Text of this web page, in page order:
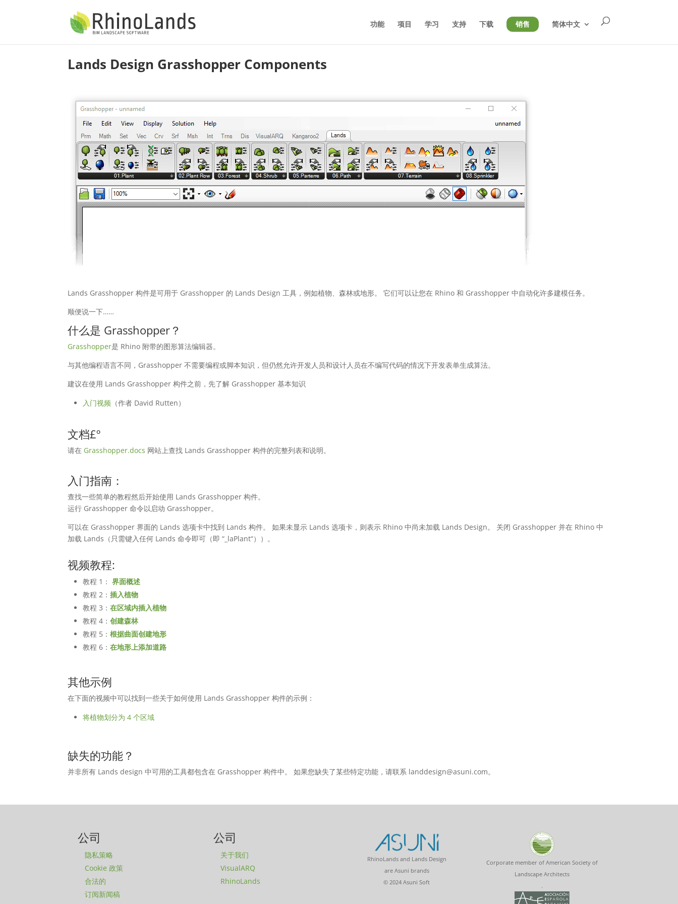
功能 项目 学习 支持 下载 销售 简体中文
Lands Design Grasshopper Components
Lands Grasshopper 构件是可用于 Grasshopper 的 Lands Design 工具，例如植物、森林或地形。 它们可以让您在 Rhino 和 Grasshopper 中自动化许多建模任务。
顺便说一下……
什么是 Grasshopper？
Grasshopper是 Rhino 附带的图形算法编辑器。
与其他编程语言不同，Grasshopper 不需要编程或脚本知识，但仍然允许开发人员和设计人员在不编写代码的情况下开发表单生成算法。
建议在使用 Lands Grasshopper 构件之前，先了解 Grasshopper 基本知识
入门视频 （作者 David Rutten）
文档£º
请在 Grasshopper.docs 网站上查找 Lands Grasshopper 构件的完整列表和说明。
入门指南：
查找一些简单的教程然后开始使用 Lands Grasshopper 构件。
运行 Grasshopper 命令以启动 Grasshopper。
可以在 Grasshopper 界面的 Lands 选项卡中找到 Lands 构件。 如果未显示 Lands 选项卡，则表示 Rhino 中尚未加载 Lands Design。 关闭 Grasshopper 并在 Rhino 中
加载 Lands（只需键入任何 Lands 命令即可（即 “_laPlant“））。
视频教程:
教程 1： 界面概述
教程 2：插入植物
教程 3：在区域内插入植物
教程 4：创建森林
教程 5：根据曲面创建地形
教程 6：在地形上添加道路
其他示例
在下面的视频中可以找到一些关于如何使用 Lands Grasshopper 构件的示例：
将植物划分为 4 个区域
缺失的功能？
并非所有 Lands design 中可用的工具都包含在 Grasshopper 构件中。 如果您缺失了某些特定功能，请联系 landdesign@asuni.com。
公司
隐私策略
Cookie 政策
合法的
订阅新闻稿
公司
关于我们
VisualARQ
RhinoLands
RhinoLands and Lands Design
are Asuni brands
© 2024 Asuni Soft
Corporate member of American Society of
Landscape Architects
.